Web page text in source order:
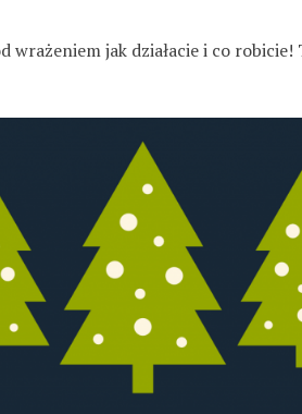
wrażeniem jak działacie i co